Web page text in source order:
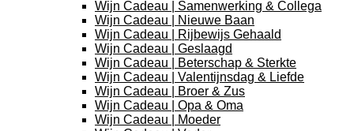
Wijn Cadeau | Samenwerking & Collega
Wijn Cadeau | Nieuwe Baan
Wijn Cadeau | Rijbewijs Gehaald
Wijn Cadeau | Geslaagd
Wijn Cadeau | Beterschap & Sterkte
Wijn Cadeau | Valentijnsdag & Liefde
Wijn Cadeau | Broer & Zus
Wijn Cadeau | Opa & Oma
Wijn Cadeau | Moeder